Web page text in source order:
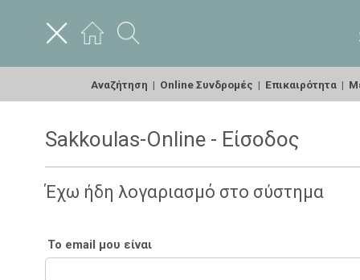
Αναζήτηση | Online Συνδρομές | Επικαιρότητα |
Sakkoulas-Online - Είσοδος
Έχω ήδη λογαριασμό στο σύστημα
Το email μου είναι